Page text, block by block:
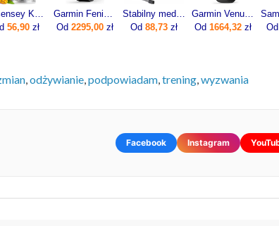
Essensey Kolagen Forte 12500 mg 400g
56,90 zł
Garmin Fenix 7x Pro Solar Szaro-czarny (0100-2778-01)
Od 2295,00 zł
Stabilny medyczny rotor rowerek rehabilitacyjny z licznikiem RR100AM marki ActionMED
Od 88,73 zł
Garmin Venu 3 45mm Grafitowy (0100-2784-01)
Od 1664,32 zł
Od
,odżywianie,podpowiadam,trening,wyzwania
Facebook Instagram